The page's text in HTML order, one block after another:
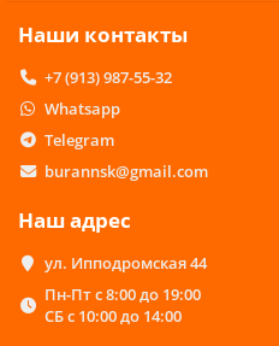
Наши контакты
+7 (913) 987-55-32
Whatsapp
Telegram
burannsk@gmail.com
Наш адрес
ул. Ипподромская 44
Пн-Пт с 8:00 до 19:00
СБ с 10:00 до 14:00